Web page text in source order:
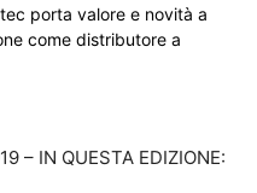
porta valore e novità a
come distributore a
– IN QUESTA EDIZIONE: